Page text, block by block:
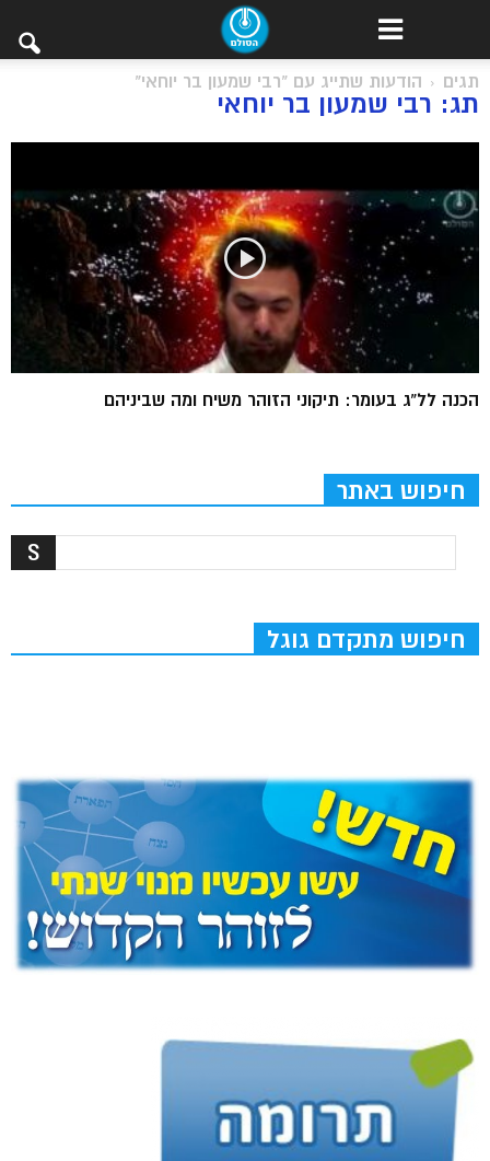
תגים הודעות שתייג עם "רבי שמעון בר יוחאי"
תג: רבי שמעון בר יוחאי
הכנה לל”ג בעומר: תיקוני הזוהר משיח ומה שביניהם
חיפוש באתר
חיפוש מתקדם גוגל